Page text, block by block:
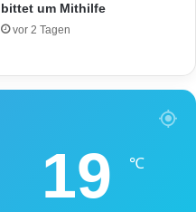
bittet um Mithilfe
vor 2 Tagen
19 ℃